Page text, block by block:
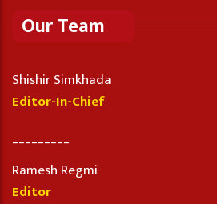
Our Team
Shishir Simkhada
Editor-In-Chief
Ramesh Regmi
Editor